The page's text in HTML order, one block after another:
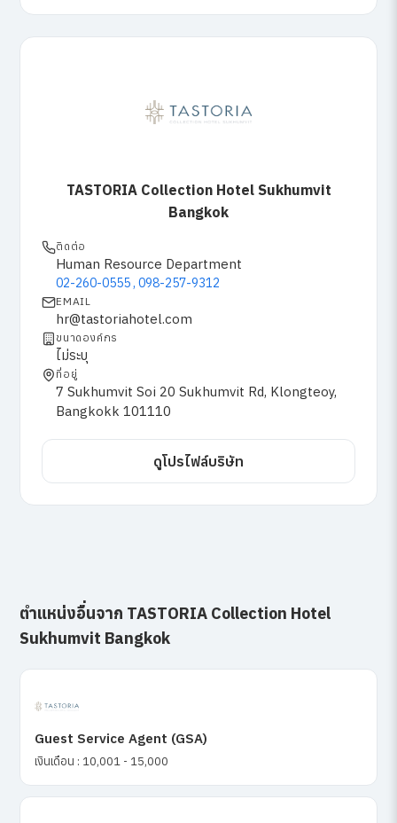
TASTORIA Collection Hotel Sukhumvit
Bangkok
ติดต่อ
Human Resource Department
02-260-0555 , 098-257-9312
EMAIL
hr@tastoriahotel.com
ขนาดองค์กร
ไม่ระบุ
ที่อยู่
7 Sukhumvit Soi 20 Sukhumvit Rd, Klongteoy,
Bangkokk 101110
ดูโปรไฟล์บริษัท
ตำแหน่งอื่นจาก TASTORIA Collection Hotel
Sukhumvit Bangkok
Guest Service Agent (GSA)
เงินเดือน : 10,001 - 15,000